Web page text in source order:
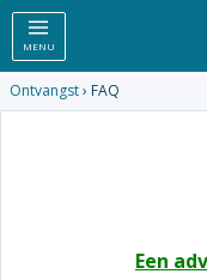
MENU
Ontvangst› FAQ
Een